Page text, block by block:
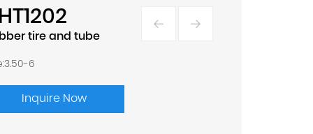
tire and tube
6
Inquire Now